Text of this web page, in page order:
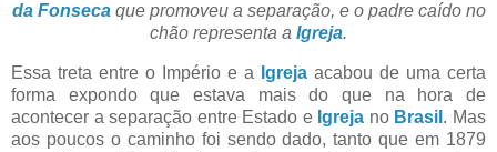
da Fonsecaque promoveu a separação, e o padre caído no
chão representa a Igreja.
Essa treta entre o Império e a Igreja acabou de uma certa
forma expondo que estava mais do que na hora de
acontecer a separação entre Estado eIgreja no Brasil . Mas
aos poucos o caminho foi sendo dado, tanto que em 1879